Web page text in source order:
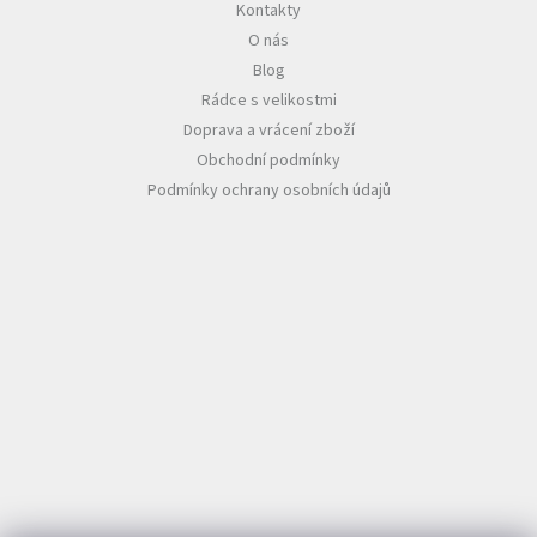
Kontakty
O nás
Blog
Rádce s velikostmi
Doprava a vrácení zboží
Obchodní podmínky
Podmínky ochrany osobních údajů